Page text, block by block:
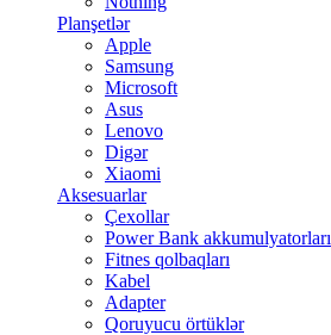
Planşetlər
Apple
Samsung
Microsoft
Asus
Lenovo
Digər
Xiaomi
Aksesuarlar
Çexollar
Power Bank akkumulyatorları
Fitnes qolbaqları
Kabel
Adapter
Qoruyucu örtüklər